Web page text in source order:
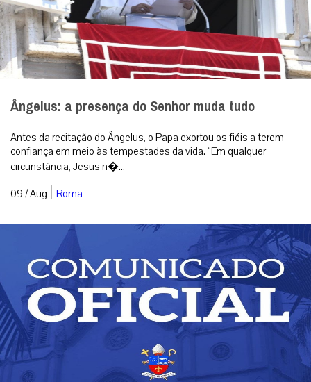
Ângelus: a presença do Senhor muda tudo
Antes da recitação do Ângelus, o Papa exortou os fiéis a terem
confiança em meio às tempestades da vida. “Em qualquer
circunstância, Jesus n�...
09 / Aug | Roma